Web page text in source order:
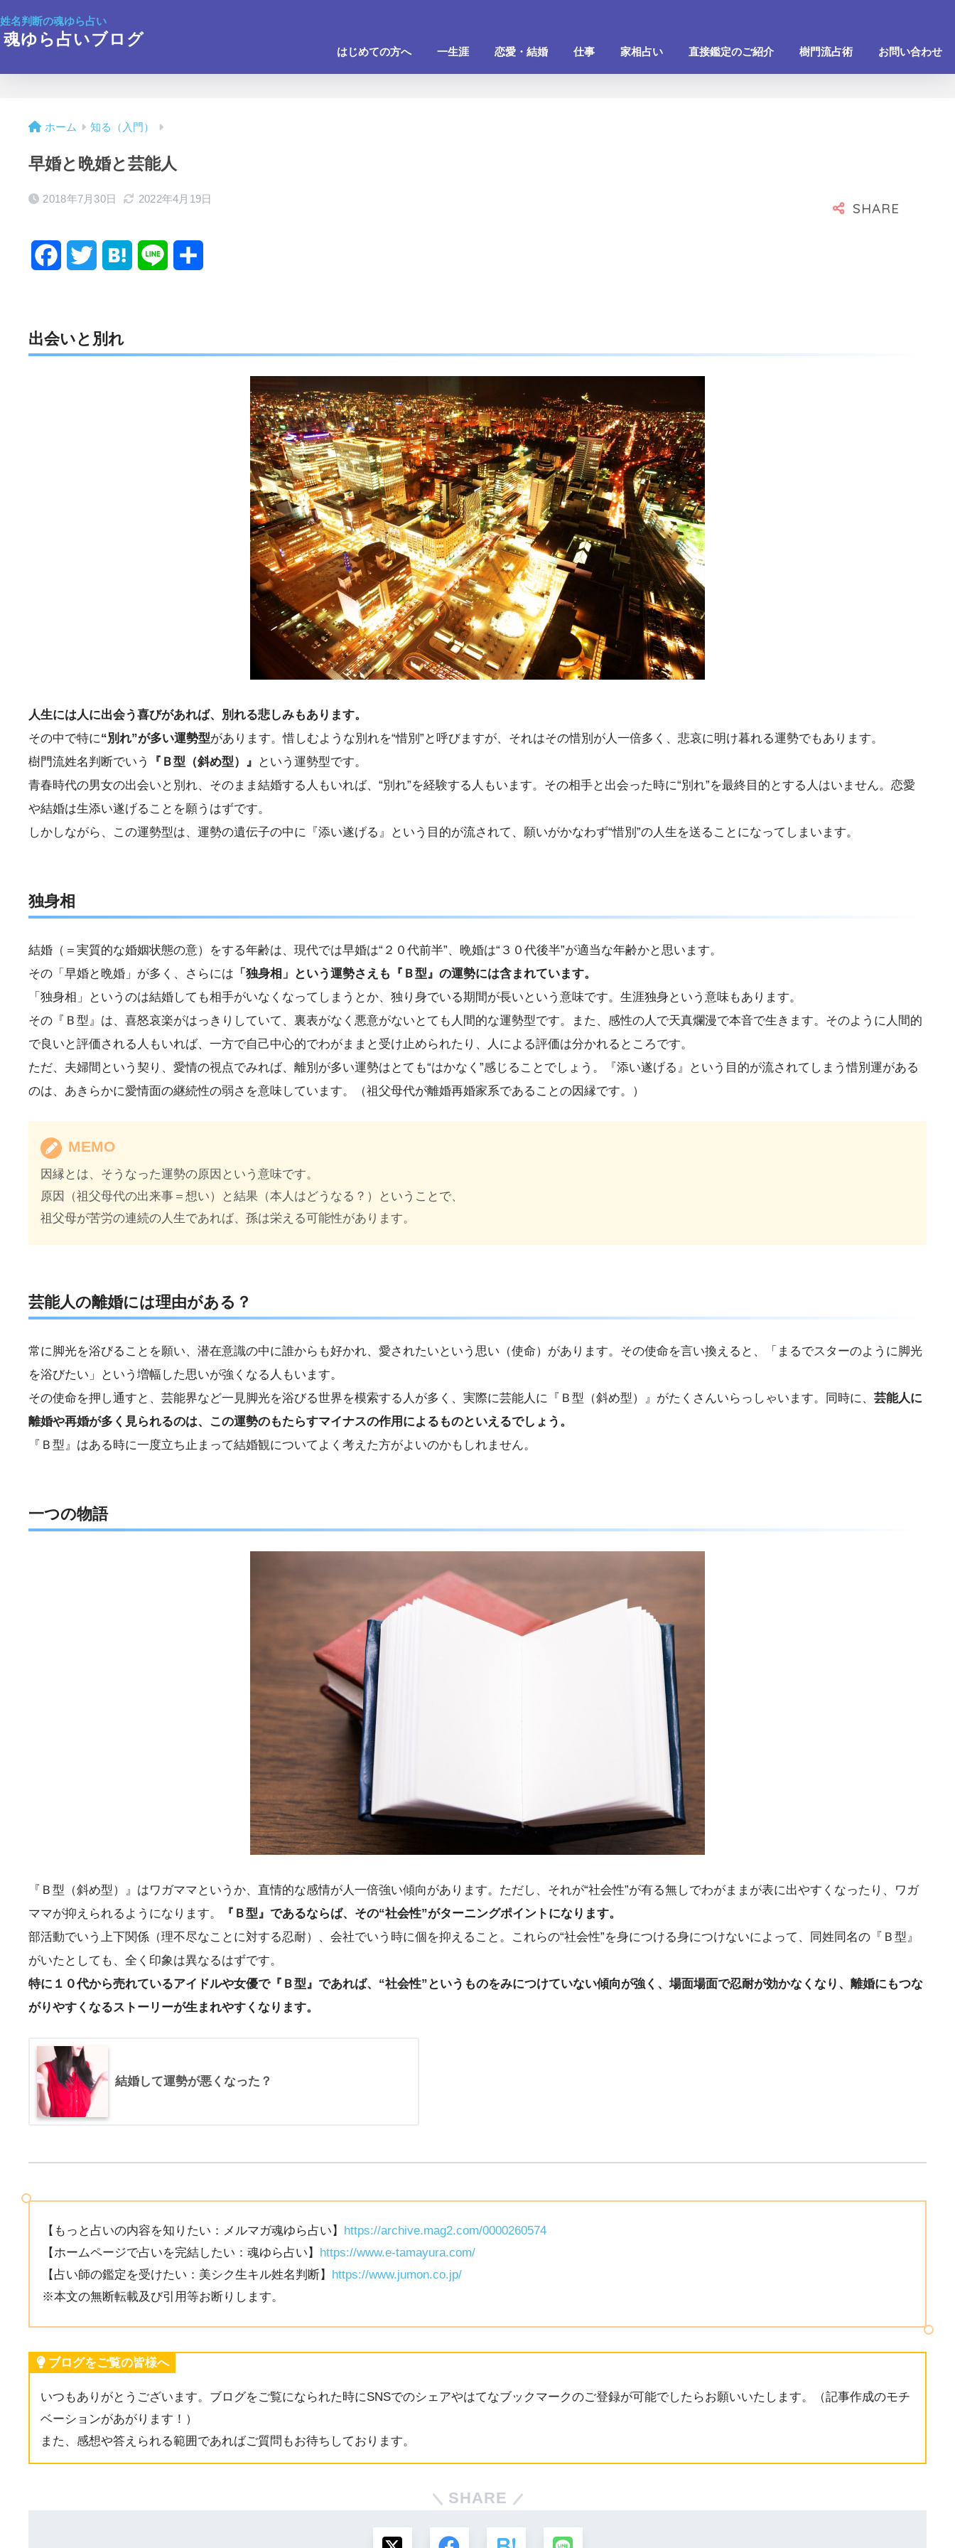
姓名判断の魂ゆら占い
魂ゆら占いブログ
はじめての方へ 一生涯 恋愛・結婚 仕事 家相占い 直接鑑定のご紹介 樹門流占術 お問い合わせ
ホーム 知る（入門）
早婚と晩婚と芸能人
2018年7月30日 2022年4月19日
e t
出会いと別れ
人生には人に出会う喜びがあれば、別れる悲しみもあります。
その中で特に“別れ”が多い運勢型があります。惜しむような別れを“惜別”と呼びますが、それはその惜別が人一倍多く、悲哀に明け暮れる運勢でもあります。
樹門流姓名判断でいう
『Ｂ型（斜め型）』
という運勢型です。
青春時代の男女の出会いと別れ、そのまま結婚する人もいれば、“別れ”を経験する人もいます。その相手と出会った時に“別れ”を最終目的とする人はいません。恋愛
や結婚は生添い遂げることを願うはずです。
しかしながら、この運勢型は、運勢の遺伝子の中に『添い遂げる』という目的が流されて、願いがかなわず“惜別”の人生を送ることになってしまいます。
独身相
結婚（＝実質的な婚姻状態の意）をする年齢は、現代では早婚は“２０代前半”、晩婚は“３０代後半”が適当な年齢かと思います。
その「早婚と晩婚」が多く、さらには 「独身相」という運勢さえも『Ｂ型』の運勢には含まれています。
「独身相」というのは結婚しても相手がいなくなってしまうとか、独り身でいる期間が長いという意味です。生涯独身という意味もあります。
その『Ｂ型』は、喜怒哀楽がはっきりしていて、裏表がなく悪意がないとても人間的な運勢型です。また、感性の人で天真爛漫で本音で生きます。そのように人間的
で良いと評価される人もいれば、一方で自己中心的でわがままと受け止められたり、人による評価は分かれるところです。
ただ、夫婦間という契り、愛情の視点でみれば、離別が多い運勢はとても“はかなく”感じることでしょう。『添い遂げる』という目的が流されてしまう惜別運がある
のは、あきらかに愛情面の継続性の弱さを意味しています。（祖父母代が離婚再婚家系であることの因縁です。）
MEMO
因縁とは、そうなった運勢の原因という意味です。
原因（祖父母代の出来事＝想い）と結果（本人はどうなる？）ということで、
祖父母が苦労の連続の人生であれば、孫は栄える可能性があります。
芸能人の離婚には理由がある？
常に脚光を浴びることを願い、潜在意識の中に誰からも好かれ、愛されたいという思い（使命）があります。その使命を言い換えると、「まるでスターのように脚光
を浴びたい」という増幅した思いが強くなる人もいます。
その使命を押し通すと、芸能界など一見脚光を浴びる世界を模索する人が多く、実際に芸能人に『Ｂ型（斜め型）』がたくさんいらっしゃいます。同時に、 芸能人に
離婚や再婚が多く見られるのは、この運勢のもたらすマイナスの作用によるものといえるでしょう。
『Ｂ型』はある時に一度立ち止まって結婚観についてよく考えた方がよいのかもしれません。
一つの物語
『Ｂ型（斜め型）』はワガママというか、直情的な感情が人一倍強い傾向があります。ただし、それが“社会性”が有る無しでわがままが表に出やすくなったり、ワガ
ママが抑えられるようになります。
『Ｂ型』であるならば、その“社会性”がターニングポイントになります。
部活動でいう上下関係（理不尽なことに対する忍耐）、会社でいう時に個を抑えること。これらの“社会性”を身につける身につけないによって、同姓同名の『Ｂ型』
がいたとしても、全く印象は異なるはずです。
特に１０代から売れているアイドルや女優で『Ｂ型』であれば、“社会性”というものをみにつけていない傾向が強く、場面場面で忍耐が効かなくなり、離婚にもつな
がりやすくなるストーリーが生まれやすくなります。
結婚して運勢が悪くなった？
【もっと占いの内容を知りたい：メルマガ魂ゆら占い】 https://archive.mag2.com/0000260574
【ホームページで占いを完結したい：魂ゆら占い】 https://www.e-tamayura.com/
【占い師の鑑定を受けたい：美シク生キル姓名判断】 https://www.jumon.co.jp/
※本文の無断転載及び引用等お断りします。
ブログをご覧の皆様へ
いつもありがとうございます。ブログをご覧になられた時にSNSでのシェアやはてなブックマークのご登録が可能でしたらお願いいたします。（記事作成のモチ
ベーションがあがります！）
また、感想や答えられる範囲であればご質問もお待ちしております。
SHARE